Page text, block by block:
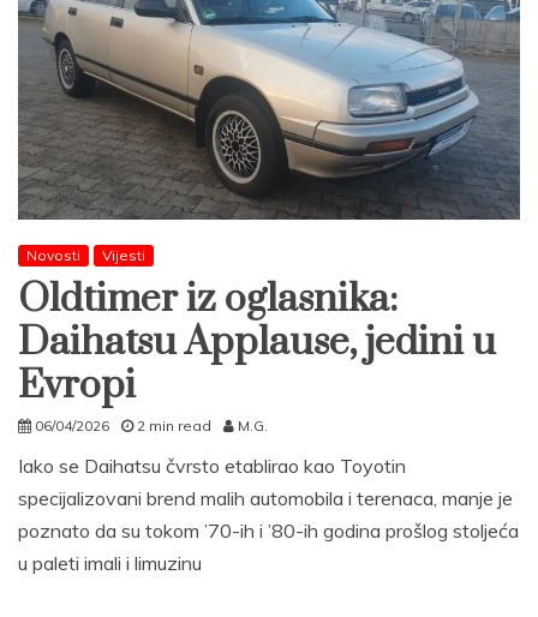
Novosti Vijesti
Oldtimer iz oglasnika:
Daihatsu Applause, jedini u
Evropi
06/04/2026 2 min read M.G.
Iako se Daihatsu čvrsto etablirao kao Toyotin
specijalizovani brend malih automobila i terenaca, manje je
poznato da su tokom ’70-ih i ’80-ih godina prošlog stoljeća
u paleti imali i limuzinu